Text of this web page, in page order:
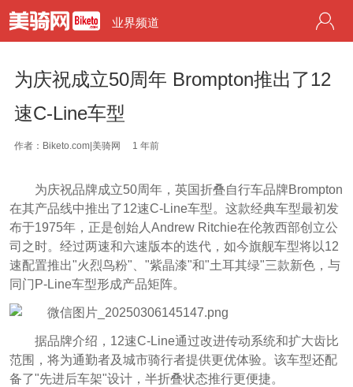
业界频道
为庆祝成立50周年 Brompton推出了12
速C-Line车型
作者：Biketo.com|美骑网 1 年前
为庆祝品牌成立50周年，英国折叠自行车品牌Brompton
在其产品线中推出了12速C-Line车型。这款经典车型最初发
布于1975年，正是创始人Andrew Ritchie在伦敦西部创立公
司之时。经过两速和六速版本的迭代，如今旗舰车型将以12
速配置推出"火烈鸟粉"、"紫晶漆"和"土耳其绿"三款新色，与
同门P-Line车型形成产品矩阵。
据品牌介绍，12速C-Line通过改进传动系统和扩大齿比
范围，将为通勤者及城市骑行者提供更优体验。该车型还配
备了"先进后车架"设计，半折叠状态推行更便捷。